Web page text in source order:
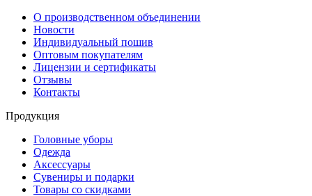
О производственном объединении
Новости
Индивидуальный пошив
Оптовым покупателям
Лицензии и сертификаты
Отзывы
Контакты
Продукция
Головные уборы
Одежда
Аксессуары
Сувениры и подарки
Товары со скидками